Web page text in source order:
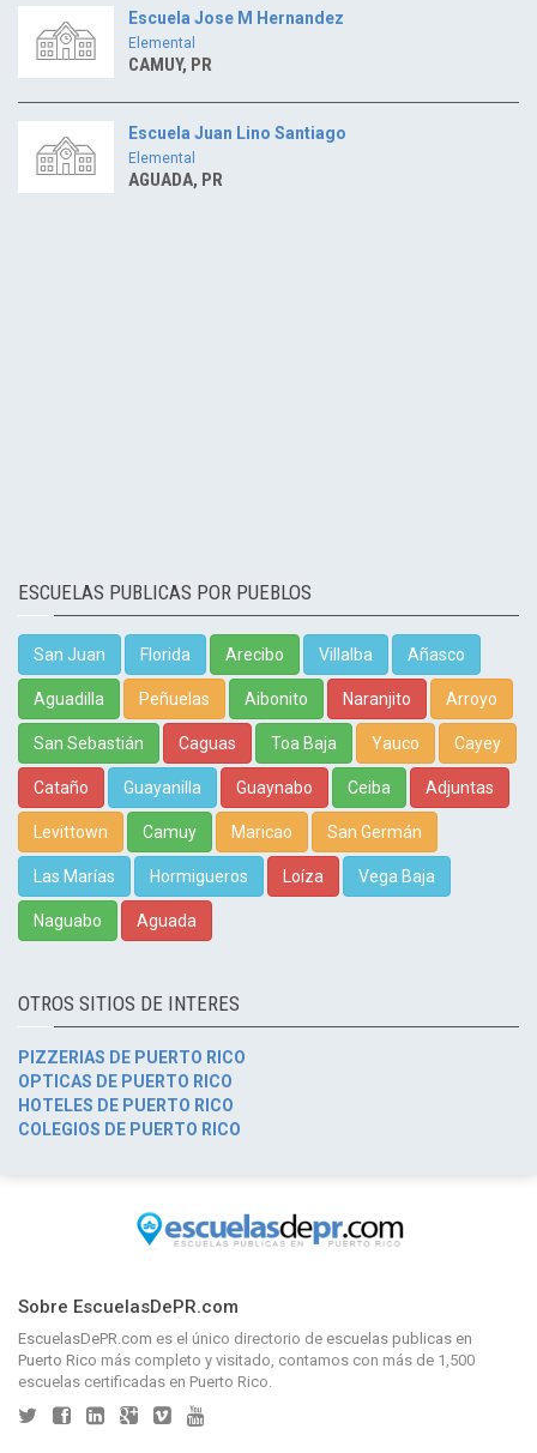
Escuela Jose M Hernandez
Elemental
CAMUY, PR
Escuela Juan Lino Santiago
Elemental
AGUADA, PR
ESCUELAS PUBLICAS POR PUEBLOS
San Juan Florida Arecibo Villalba Añasco
Aguadilla Peñuelas Aibonito Naranjito Arroyo
San Sebastián Caguas Toa Baja Yauco Cayey
Cataño Guayanilla Guaynabo Ceiba Adjuntas
Levittown Camuy Maricao San Germán
Las Marías Hormigueros Loíza Vega Baja
Naguabo Aguada
OTROS SITIOS DE INTERES
PIZZERIAS DE PUERTO RICO
OPTICAS DE PUERTO RICO
HOTELES DE PUERTO RICO
COLEGIOS DE PUERTO RICO
Sobre EscuelasDePR.com
EscuelasDePR.com es el único directorio de escuelas publicas en
Puerto Rico más completo y visitado, contamos con más de 1,500
escuelas certificadas en Puerto Rico.